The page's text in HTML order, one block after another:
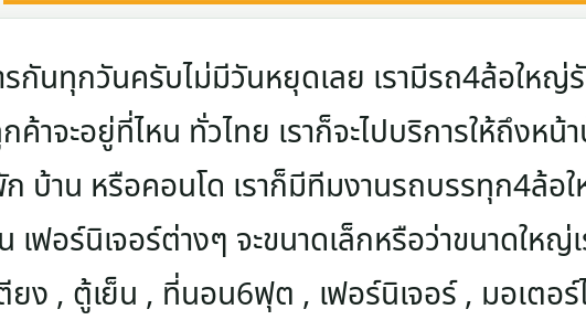
นทุกวันครับไม่มีวันหยุดเลย เรามีรถ4ล้อใหญ่รั
าจะอยู่ที่ไหน ทั่วไทย เราก็จะไปบริการให้ถึงหน้า
บ้าน หรือคอนโด เราก็มีทีมงานรถบรรทุก4ล้อ
เฟอร์นิเจอร์ต่างๆ จะขนาดเล็กหรือว่าขนาดใหญ่
ยง , ตู้เย็น , ที่นอน6ฟุต , เฟอร์นิเจอร์ , มอเตอ